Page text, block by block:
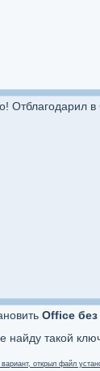
Отблагодарил в
Office
найду такой
открыл файл